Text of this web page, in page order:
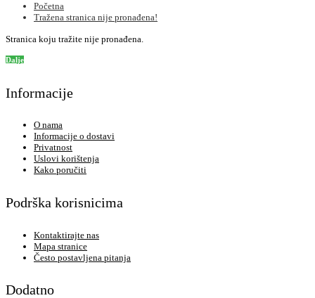
Početna
Tražena stranica nije pronađena!
Stranica koju tražite nije pronađena.
Dalje
Informacije
O nama
Informacije o dostavi
Privatnost
Uslovi korištenja
Kako poručiti
Podrška korisnicima
Kontaktirajte nas
Mapa stranice
Često postavljena pitanja
Dodatno